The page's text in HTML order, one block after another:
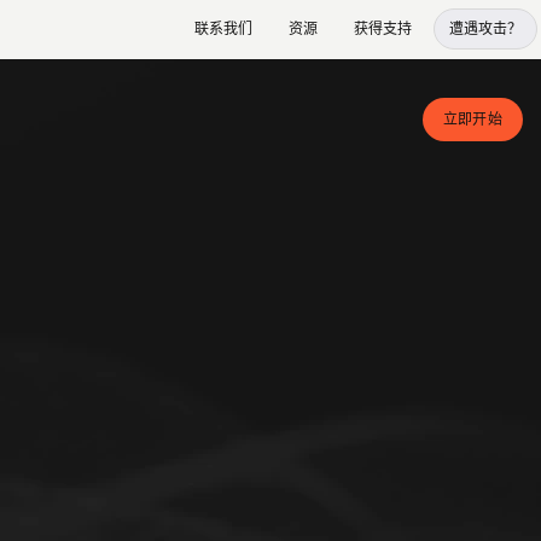
联系我们 资源 获得支持 遭遇攻击？
立即开始